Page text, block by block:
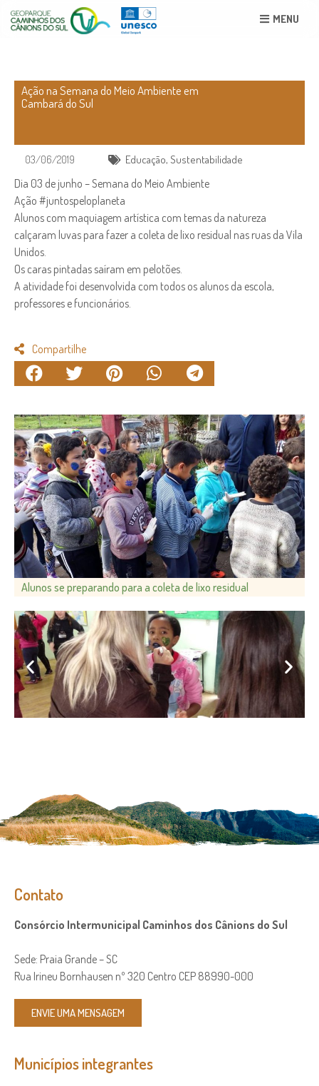
MENU
Ação na Semana do Meio Ambiente em
Cambará do Sul
03/06/2019 Educação,Sustentabilidade
Dia 03 de junho – Semana do Meio Ambiente
Ação #juntospeloplaneta
Alunos com maquiagem artística com temas da natureza
calçaram luvas para fazer a coleta de lixo residual nas ruas da Vila
Unidos.
Os caras pintadas saíram em pelotões.
A atividade foi desenvolvida com todos os alunos da escola,
professores e funcionários.
Compartilhe
Alunos se preparando para a coleta de lixo residual
Contato
Consórcio Intermunicipal Caminhos dos Cânions do Sul
Sede: Praia Grande – SC
Rua Irineu Bornhausen nº 320 Centro CEP 88990-000
ENVIE UMA MENSAGEM
Municípios integrantes